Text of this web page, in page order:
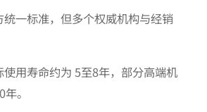
一标准，但多个权威机构与经销
用寿命约为 5至8年，部分高端机
。